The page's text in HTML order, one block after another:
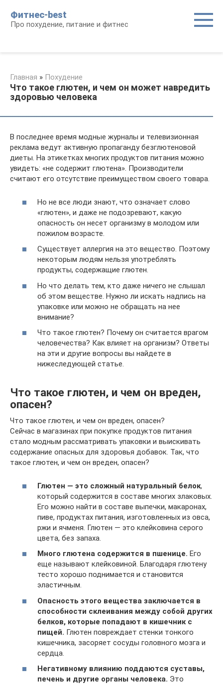
контенту
Фитнес-best
Про похудение, питание и фитнес
Главная » Похудение
Что такое глютен, и чем он может навредить
здоровью человека
В последнее время модные журналы и телевизионная
реклама ведут активную пропаганду безглютеновой
диеты. На этикетках многих продуктов питания можно
увидеть: «не содержит глютена». Производители
считают его отсутствие преимуществом своего товара.
Но не все люди знают, что означает слово
«глютен», и даже не подозревают, какую
опасность он несет организму в молодом или
пожилом возрасте.
Существует аллергия на это вещество. Поэтому
некоторым людям нельзя употреблять
продукты, содержащие глютен.
Но что делать тем, кто даже ничего не слышал
об этом веществе. Нужно ли искать надпись на
упаковке или можно не обращать на нее
внимание?
Что такое глютен? Почему он считается врагом
человечества? Как влияет на организм? Ответы
на эти и другие вопросы вы найдете в
нижеследующей статье.
Что такое глютен, и чем он вреден,
опасен?
Что такое глютен, и чем он вреден, опасен?
Сейчас в магазинах при покупке продуктов питания
стало модным рассматривать упаковки и выискивать
содержание опасных для здоровья добавок. Так, что
такое глютен, и чем он вреден, опасен?
Глютен — это сложный натуральный белок,
который содержится в составе многих злаковых.
Его можно найти в составе выпечки, макаронах,
пиве, продуктах питания, изготовленных из овса,
ржи и ячменя. Глютен — это клейковина серого
цвета, без запаха.
Много глютена содержится в пшенице. Его
еще называют клейковиной. Благодаря глютену
тесто хорошо поднимается и становится
эластичным.
Опасность этого вещества заключается в
способности склеивания между собой других
белков, которые попадают в кишечник с
пищей. Глютен повреждает стенки тонкого
кишечника, засоряет сосуды головного мозга и
сердца.
Негативному влиянию поддаются суставы,
печень и другие органы человека. Это